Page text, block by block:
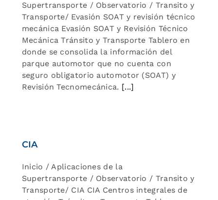
Supertransporte / Observatorio / Transito y
Transporte/ Evasión SOAT y revisión técnico
mecánica Evasión SOAT y Revisión Técnico
Mecánica Tránsito y Transporte Tablero en
donde se consolida la información del
parque automotor que no cuenta con
seguro obligatorio automotor (SOAT) y
Revisión Tecnomecánica. [...]
CIA
Inicio / Aplicaciones de la
Supertransporte / Observatorio / Transito y
Transporte/ CIA CIA Centros integrales de